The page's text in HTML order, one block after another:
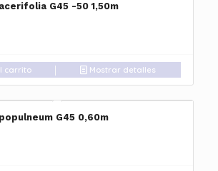
G45 -50 1,50m
carrito Mostrar detalles
G45 0,60m